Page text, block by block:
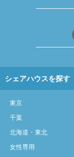
シェアハウスを探す
東京
千葉
北海道・東北
女性専用